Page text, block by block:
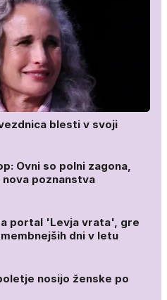
blesti v svoji
Ovni so polni zagona,
poznanstva
portal 'Levja vrata', gre
dni v letu
nosijo ženske po